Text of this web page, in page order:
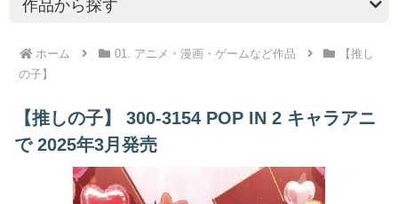
ホーム 01. アニメ・漫画・ゲームなど作品
【推し
の子】
【推しの子】 300-3154 POP IN 2 キャラアニ
で 2025年3月発売